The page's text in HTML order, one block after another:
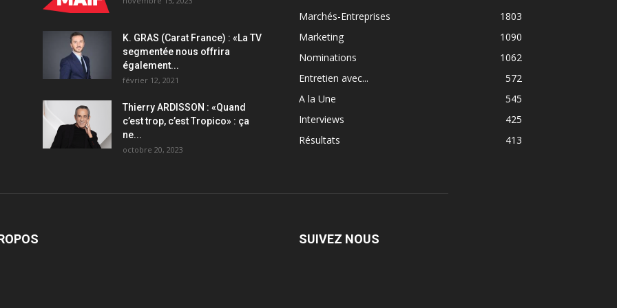
K. GRAS (Carat France) : «La TV
segmentée nous offrira
également...
février 12, 2021
Thierry ARDISSON : «Quand
c’est trop, c’est Tropico» : ça
ne...
octobre 20, 2023
Marchés-Entreprises
1803
Marketing
1090
Nominations
1062
Entretien avec...
572
A la Une
545
Interviews
425
Résultats
413
SUIVEZ NOUS